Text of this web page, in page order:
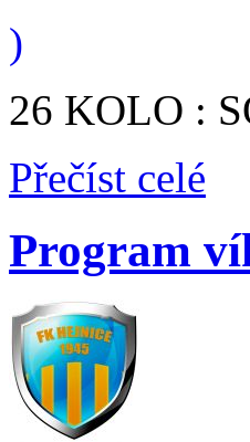
)
26 KOLO :
Přečíst celé
Program